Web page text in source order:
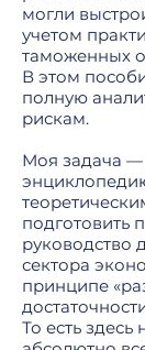
могли
учетом
таможенных
В этом
полную
рискам.
Моя задача —
подготовить
руководство
сектора
принципе
То есть